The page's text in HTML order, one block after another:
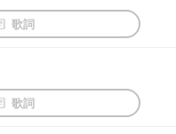
歌詞
歌詞